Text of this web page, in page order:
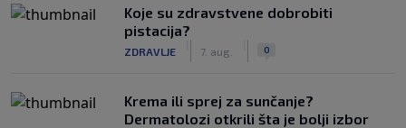
Koje su zdravstvene dobrobiti
pistacija?
ZDRAVLJE 7. aug. 0
Krema ili sprej za sunčanje?
Dermatolozi otkrili šta je bolji izbor